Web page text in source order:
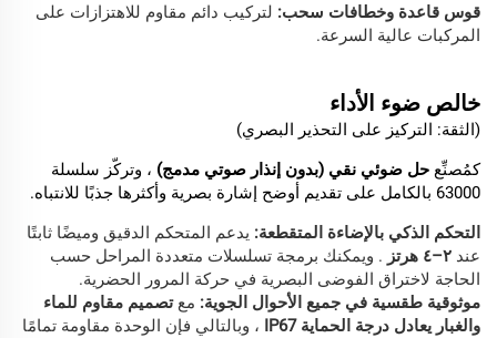
قوس قاعدة وخطافات سحب: لتركيب دائم مقاوم للاهتزازات على
المركبات عالية السرعة.
خالص ضوء الأداء
(الثقة: التركيز على التحذير البصري)
كمُصنِّع حل ضوئي نقي (بدون إنذار صوتي مدمج) ، وتركّز سلسلة
63000 بالكامل على تقديم أوضح إشارة بصرية وأكثرها جذبًا للانتباه.
التحكم الذكي بالإضاءة المتقطعة: يدعم المتحكم الدقيق وميضًا ثابتًا
عند ٢–٤ هرتز
. ويمكنك برمجة تسلسلات متعددة المراحل حسب
الحاجة لاختراق الفوضى البصرية في حركة المرور الحضرية.
موثوقية طقسية في جميع الأحوال الجوية: معتصميم مقاوم للماء
والغبار يعادل درجة الحماية IP67
، وبالتالي فإن الوحدة مقاومة تمامًا